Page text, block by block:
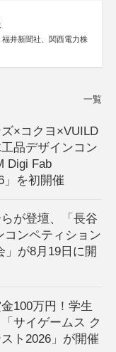
井新聞社、関西電力株
一覧
ズ×コクヨ×VUILD
品デザインコン
Digi Fab
」を初開催
が登壇、「長谷
コンペティション
」が8月19日に開
100万円！学生
サイゲームス ク
ト2026」が開催